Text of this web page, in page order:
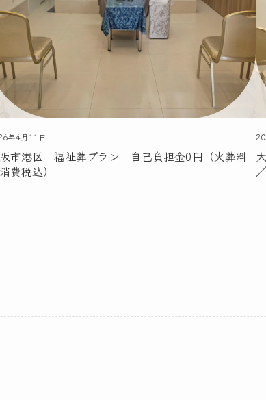
年4月11日
市港区｜福祉葬プラン 自己負担金0円（火葬料
費税込）